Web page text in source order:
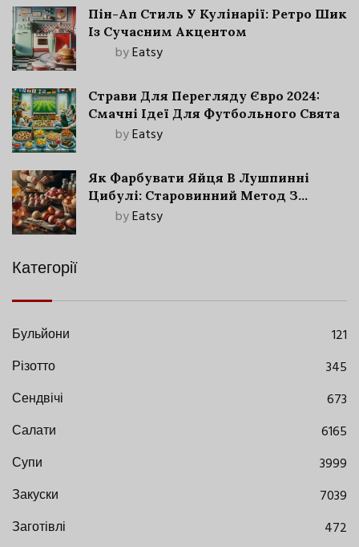
Пін-Ап Стиль У Кулінарії: Ретро Шик
Із Сучасним Акцентом
byEatsy
Страви Для Перегляду Євро 2024:
Смачні Ідеї Для Футбольного Свята
byEatsy
Як Фарбувати Яйця В Лушпинні
Цибулі: Старовинний Метод З
Сучасними Нюансами
byEatsy
Категорії
Бульйони
121
Різотто
345
Сендвічі
673
Салати
6165
Супи
3999
Закуски
7039
Заготівлі
472